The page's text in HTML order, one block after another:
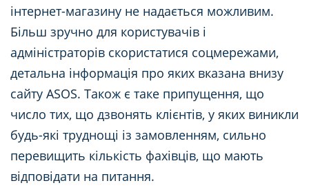
інтернет-магазину не надається можливим.
Більш зручно для користувачів і
адміністраторів скористатися соцмережами,
детальна інформація про яких вказана внизу
сайту ASOS. Також є таке припущення, що
число тих, що дзвонять клієнтів, у яких виникли
будь-які труднощі із замовленням, сильно
перевищить кількість фахівців, що мають
відповідати на питання.